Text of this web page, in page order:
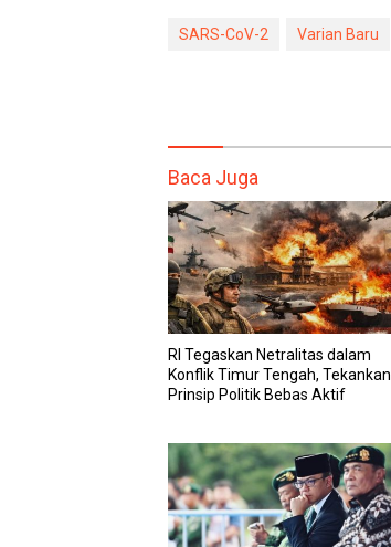
SARS-CoV-2 Varian Baru
Baca Juga
RI Tegaskan Netralitas dalam
Konflik Timur Tengah, Tekankan
Prinsip Politik Bebas Aktif